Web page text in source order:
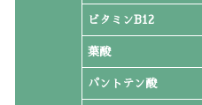
ビタミンB12
葉酸
パントテン酸